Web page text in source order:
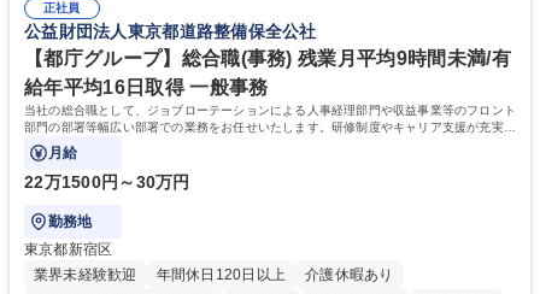
るので安心して入行いただけます。 幅広いキャリアの選択肢があり、公募
や社内副業等を活用し、 一人ひとりが挑戦できるカルチャーが浸透してい
ます。 学歴・資格 学歴：大学院 大学 高専 短大 専修学校 高校 語学力：
資格：
正社員
公益財団法人東京都道路整備保全公社
【都庁グループ】総合職(事務) 残業月平均9時間未満/有
給年平均16日取得 一般事務
当社の総合職として、ジョブローテーションによる人事経理部門や収益事業等のフロント
部門の部署等幅広い部署での業務をお任せいたします。研修制度やキャリア支援が充実し
ております！ ※下記業務詳細
月給
22万1500円～30万円
勤務地
東京都新宿区
業界未経験歓迎
年間休日120日以上
介護休暇あり